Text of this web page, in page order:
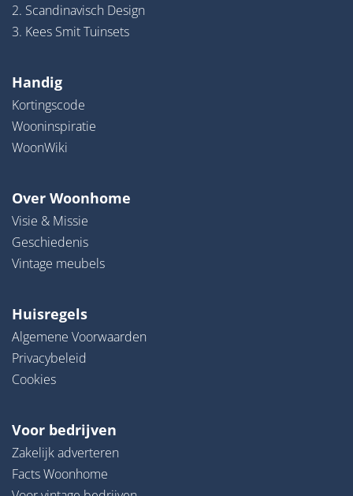
2. Scandinavisch Design
3. Kees Smit Tuinsets
Handig
Kortingscode
Wooninspiratie
WoonWiki
Over Woonhome
Visie & Missie
Geschiedenis
Vintage meubels
Huisregels
Algemene Voorwaarden
Privacybeleid
Cookies
Voor bedrijven
Zakelijk adverteren
Facts Woonhome